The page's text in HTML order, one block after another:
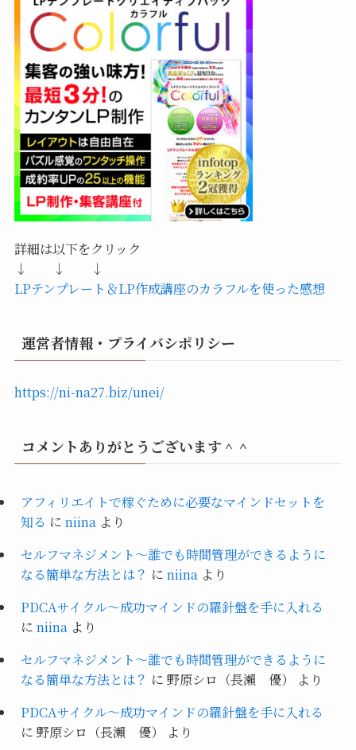
詳細は以下をクリック
↓ ↓ ↓
LPテンプレート＆LP作成講座のカラフルを使った感想
運営者情報・プライバシポリシー
https://ni-na27.biz/unei/
コメントありがとうございます＾＾
アフィリエイトで稼ぐために必要なマインドセットを
知る に niinaより
セルフマネジメント～誰でも時間管理ができるように
なる簡単な方法とは？ に niinaより
PDCAサイクル～成功マインドの羅針盤を手に入れる
に niinaより
セルフマネジメント～誰でも時間管理ができるように
なる簡単な方法とは？ に 野原シロ（長瀨 優）
より
PDCAサイクル～成功マインドの羅針盤を手に入れる
に 野原シロ（長瀨 優） より